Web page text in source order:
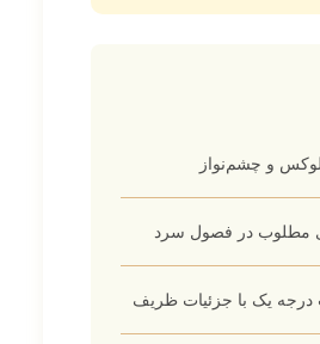
و چشم‌نواز
مطلوب در فصول سرد
یک با جزئیات ظریف